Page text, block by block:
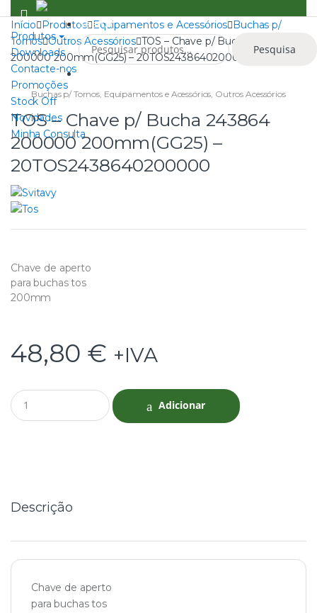
navigation
content
Produtos
Downloads
Contacte-nos
Promoções
Stock Off
Novidades
Minha Consulta
Search
Pesquisar
por:
Pesquisa
Início Produtos Equipamentos e Acessórios Buchas p/
Tornos Outros Acessórios TOS – Chave p/ Bucha 243864
200000 200mm(GG25) – 20TOS2438640200000
Buchas p/ Tornos, Equipamentos e Acessórios, Outros Acessórios
TOS – Chave p/ Bucha 243864
200000 200mm(GG25) –
20TOS2438640200000
Chave de aperto
para buchas tos
200mm
48,80 € +IVA
Q
u
Adicionar
Descrição
Chave de aperto
para buchas tos